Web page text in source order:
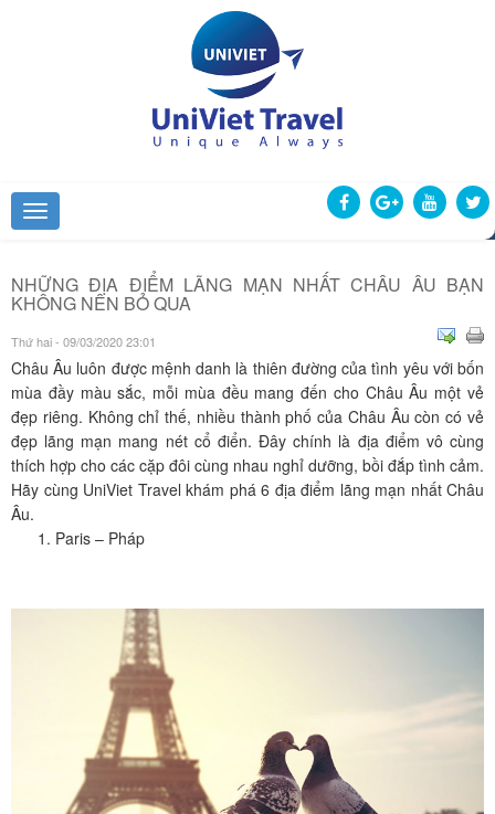
NHỮNG ĐỊA ĐIỂM LÃNG MẠN NHẤT CHÂU ÂU BẠN
KHÔNG NÊN BỎ QUA
Thứ hai - 09/03/2020 23:01
Châu Âu luôn được mệnh danh là thiên đường của tình yêu với bốn
mùa đầy màu sắc, mỗi mùa đều mang đến cho Châu Âu một vẻ
đẹp riêng. Không chỉ thế, nhiều thành phố của Châu Âu còn có vẻ
đẹp lãng mạn mang nét cổ điển. Đây chính là địa điểm vô cùng
thích hợp cho các cặp đôi cùng nhau nghỉ dưỡng, bồi đắp tình cảm.
Hãy cùng UniViet Travel khám phá 6 địa điểm lãng mạn nhất Châu
Âu.
Paris – Pháp